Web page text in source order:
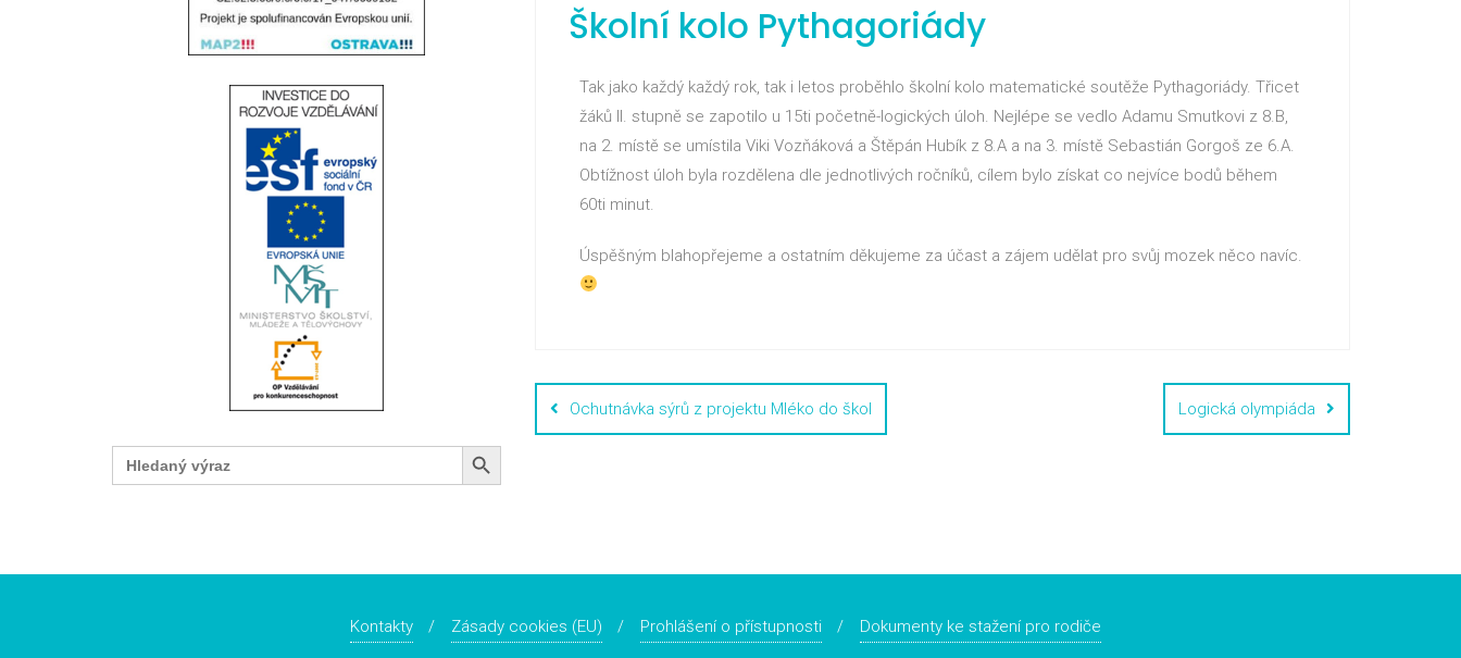
Školní kolo Pythagoriády
Tak jako každý každý rok, tak i letos proběhlo školní kolo matematické soutěže Pythagoriády. Třicet
žáků II. stupně se zapotilo u 15ti početně-logických úloh. Nejlépe se vedlo Adamu Smutkovi z 8.B,
na 2. místě se umístila Viki Vozňáková a Štěpán Hubík z 8.A a na 3. místě Sebastián Gorgoš ze 6.A.
Obtížnost úloh byla rozdělena dle jednotlivých ročníků, cílem bylo získat co nejvíce bodů během
60ti minut.
Úspěšným blahopřejeme a ostatním děkujeme za účast a zájem udělat pro svůj mozek něco navíc.
Ochutnávka sýrů z projektu Mléko do škol Logická olympiáda
Search
for:
Kontakty Zásady cookies (EU) Prohlášení o přístupnosti Dokumenty ke stažení pro rodiče